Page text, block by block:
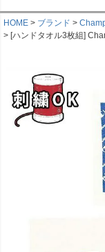
HOME ブランド
[ハンドタオル3枚組]